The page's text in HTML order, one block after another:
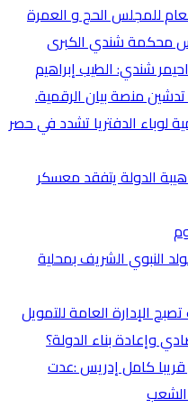
للمجلس الحج و العمرة
محكمة شندي الكبرى
شندي: الطيب إبراهيم
تدشين منصة بيان الرقمية.
لوباء الدفتريا تشدد في حصر
الدولة يتفقد معسكر
النبوي الشريف بمحلية
الإدارة العامة للتمويل
وإعادة بناء الدولة؟
قريبا كامل إدريس :عدت